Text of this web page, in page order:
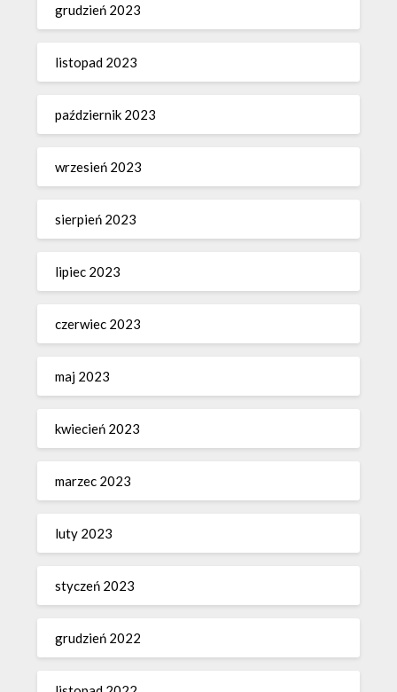
grudzień 2023
listopad 2023
październik 2023
wrzesień 2023
sierpień 2023
lipiec 2023
czerwiec 2023
maj 2023
kwiecień 2023
marzec 2023
luty 2023
styczeń 2023
grudzień 2022